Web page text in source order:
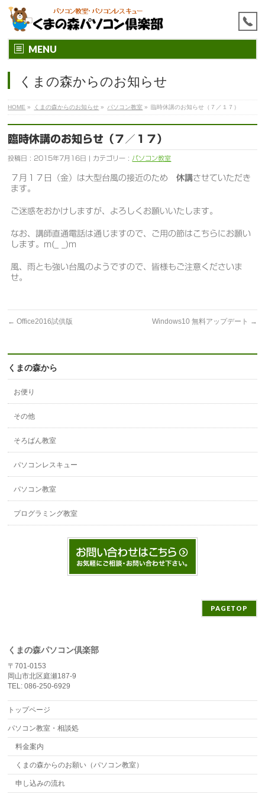
MENU
くまの森からのお知らせ
HOME » くまの森からのお知らせ » パソコン教室 » 臨時休講のお知らせ（７／１７）
臨時休講のお知らせ（７／１７）
投稿日 : 2015年7月16日 | カテゴリー : パソコン教室
７月１７日（金）は大型台風の接近のため休講させていただき
ます。
ご迷惑をおかけしますが、よろしくお願いいたします。
なお、講師直通電話は通じますので、ご用の節はこちらにお願い
します。m(_ _)m
風、雨とも強い台風のようですので、皆様もご注意くださいま
せ。
← Office2016試供版 Windows10 無料アップデート →
くまの森から
お便り
その他
そろばん教室
パソコンレスキュー
パソコン教室
プログラミング教室
PAGETOP
くまの森パソコン倶楽部
〒701-0153
岡山市北区庭瀬187-9
TEL: 086-250-6929
トップページ
パソコン教室・相談処
料金案内
くまの森からのお願い（パソコン教室）
申し込みの流れ